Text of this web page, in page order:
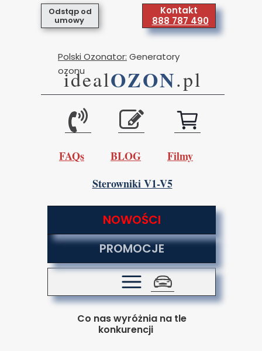
Odstąp od
umowy
NOWOŚCI
PROMOCJE
Kontakt
888 787 490
FAQs BLOG Filmy
idealOZON.pl
Polski Ozonator: Generatory
ozonu
Sterowniki V1-V5
Co nas wyróżnia na tle
konkurencji